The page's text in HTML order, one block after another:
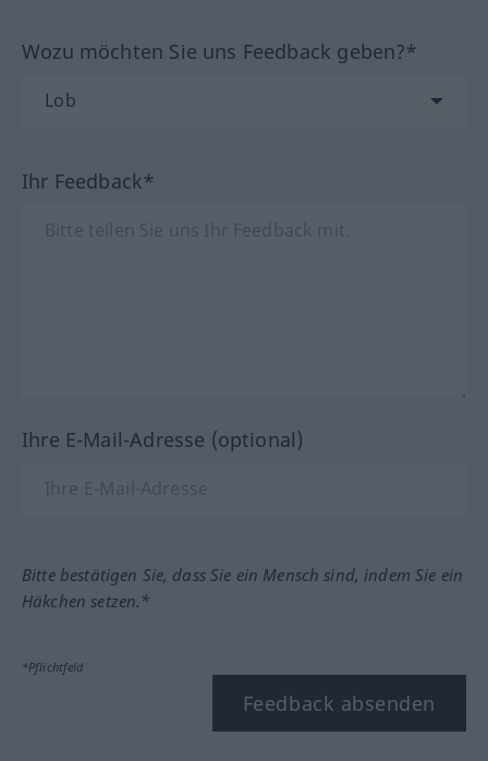
Wozu möchten Sie uns Feedback geben?*
Ihr Feedback*
Ihre E-Mail-Adresse (optional)
Bitte bestätigen Sie, dass Sie ein Mensch sind, indem Sie ein
Häkchen setzen.*
*Pflichtfeld
Feedback absenden